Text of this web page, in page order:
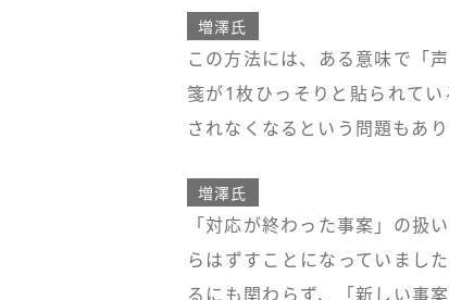
増澤氏
この方法には、ある意味で「
箋が1枚ひっそりと貼られて
されなくなるという問題もあり
増澤氏
「対応が終わった事案」の扱
らはずすことになっていまし
るにも関わらず、「新しい事